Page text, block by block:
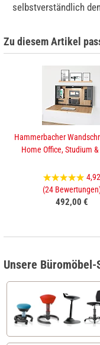
selbstverständlich
Zu diesem Artikel
Hammerbacher
Home Office, Studium
4,92
(24
492,00 €
Unsere